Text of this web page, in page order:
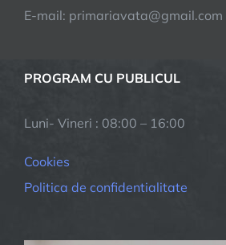
E-mail: primariavata@gmail.com
PROGRAM CU PUBLICUL
Luni- Vineri : 08:00 – 16:00
Cookies
Politica de confidentialitate